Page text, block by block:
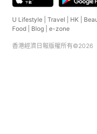
U Lifestyle Travel HK
Food
Blog e-zone
香港經濟日報版權所有©2026